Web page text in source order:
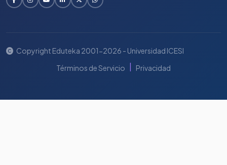
Copyright Eduteka 2001-2026 - Universidad ICESI
Términos de Servicio | Privacidad